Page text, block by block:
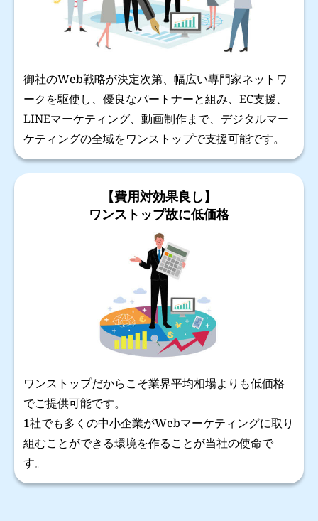
御社のWeb戦略が決定次第、幅広い専門家ネットワ
ークを駆使し、優良なパートナーと組み、EC支援、
LINEマーケティング、動画制作まで、デジタルマー
ケティングの全域をワンストップで支援可能です。
【費用対効果良し】
ワンストップ故に低価格
ワンストップだからこそ業界平均相場よりも低価格
でご提供可能です。
1社でも多くの中小企業がWebマーケティングに取り
組むことができる環境を作ることが当社の使命で
す。